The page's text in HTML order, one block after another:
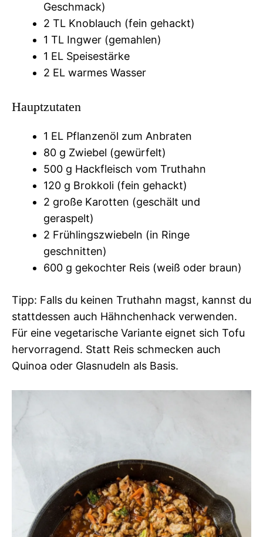
Geschmack)
2 TL Knoblauch (fein gehackt)
1 TL Ingwer (gemahlen)
1 EL Speisestärke
2 EL warmes Wasser
Hauptzutaten
1 EL Pflanzenöl zum Anbraten
80 g Zwiebel (gewürfelt)
500 g Hackfleisch vom Truthahn
120 g Brokkoli (fein gehackt)
2 große Karotten (geschält und
geraspelt)
2 Frühlingszwiebeln (in Ringe
geschnitten)
600 g gekochter Reis (weiß oder braun)
Tipp: Falls du keinen Truthahn magst, kannst du
stattdessen auch Hähnchenhack verwenden.
Für eine vegetarische Variante eignet sich Tofu
hervorragend. Statt Reis schmecken auch
Quinoa oder Glasnudeln als Basis.